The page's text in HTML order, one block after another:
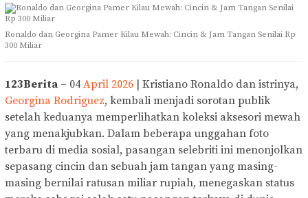
Ronaldo dan Georgina Pamer Kilau Mewah: Cincin & Jam Tangan Senilai Rp
300 Miliar
123Berita – 04 April 2026 | Kristiano Ronaldo dan istrinya,
Georgina Rodriguez, kembali menjadi sorotan publik
setelah keduanya memperlihatkan koleksi aksesori mewah
yang menakjubkan. Dalam beberapa unggahan foto
terbaru di media sosial, pasangan selebriti ini menonjolkan
sepasang cincin dan sebuah jam tangan yang masing-
masing bernilai ratusan miliar rupiah, menegaskan status